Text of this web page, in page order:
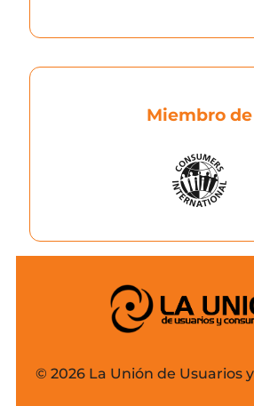
Miembro de
© 2026 La Unión de Usuarios